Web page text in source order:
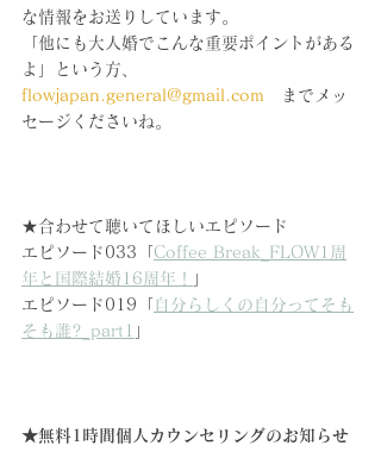
な情報をお送りしています。
「他にも大人婚でこんな重要ポイントがある
よ」という方、
flowjapan.general@gmail.com までメッ
セージくださいね。
★合わせて聴いてほしいエピソード
エピソード033「 Coffee Break_FLOW1周
年と国際結婚16周年！
」
エピソード019「
自分らしくの自分ってそも
そも誰?_part1 」
★無料1時間個人カウンセリングのお知らせ